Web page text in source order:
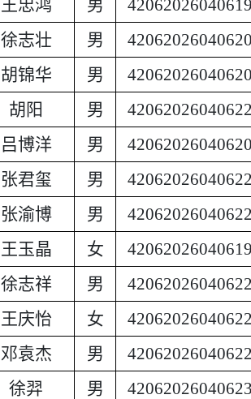
王忠鸿 男
徐志壮 男
胡锦华 男
胡阳 男
吕博洋 男
张君玺 男
张渝博 男
王玉晶 女
徐志祥 男
王庆怡 女
邓袁杰 男
徐羿 男